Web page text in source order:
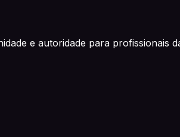
e autoridade para profissionais